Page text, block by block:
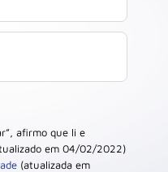
afirmo que li e
em 04/02/2022)
(atualizada em